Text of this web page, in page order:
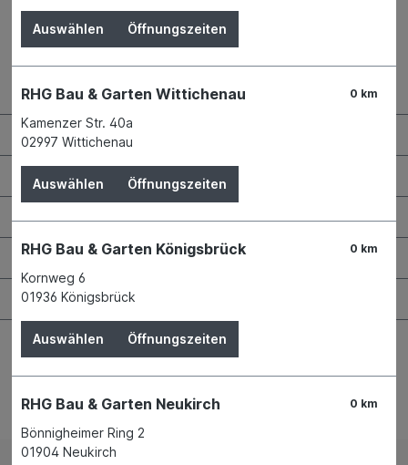
Kontaktdaten und Öffnungszeiten
RHG Helfer
Wissenswertes
Bauen & Renovieren
Garten & Landschaftsbau
Bestellung widerrufen
Auswählen Öffnungszeiten
0 km
RHG Bau & Garten Wittichenau
Kamenzer Str. 40a
02997 Wittichenau
Auswählen Öffnungszeiten
0 km
RHG Bau & Garten Königsbrück
Kornweg 6
01936 Königsbrück
Auswählen Öffnungszeiten
0 km
RHG Bau & Garten Neukirch
Bönnigheimer Ring 2
01904 Neukirch